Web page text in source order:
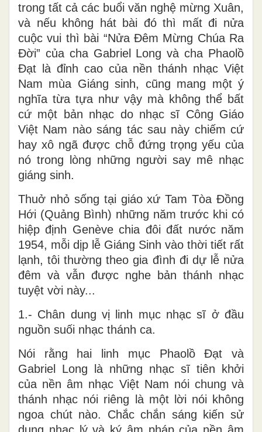
trong tất cả các buổi văn nghệ mừng Xuân,
và nếu không hát bài đó thì mất đi nửa
cuộc vui thì bài “Nửa Đêm Mừng Chúa Ra
Đời” của cha Gabriel Long và cha Phaolồ
Đạt là đỉnh cao của nền thánh nhạc Việt
Nam mùa Giáng sinh, cũng mang một ý
nghĩa từa tựa như vậy mà không thể bất
cứ một bản nhạc do nhạc sĩ Công Giáo
Việt Nam nào sáng tác sau này chiếm cứ
hay xô ngã được chỗ đứng trọng yếu của
nó trong lòng những người say mê nhạc
giáng sinh.
Thuở nhỏ sống tại giáo xứ Tam Tòa Đồng
Hới (Quảng Bình) những năm trước khi có
hiệp định Genève chia đôi đất nước năm
1954, mỗi dịp lễ Giáng Sinh vào thời tiết rất
lạnh, tôi thường theo gia đình đi dự lễ nửa
đêm và vẫn được nghe bản thánh nhạc
tuyệt vời này...
1.- Chân dung vị linh mục nhạc sĩ ở đầu
nguồn suối nhạc thánh ca.
Nói rằng hai linh mục Phaolồ Đạt và
Gabriel Long là những nhạc sĩ tiên khởi
của nền âm nhạc Việt Nam nói chung và
thánh nhạc nói riêng là một lời nói không
ngoa chút nào. Chắc chắn sáng kiến sử